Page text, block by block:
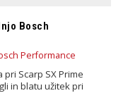
Bosch
Scarp SX Prime
in blatu užitek pri